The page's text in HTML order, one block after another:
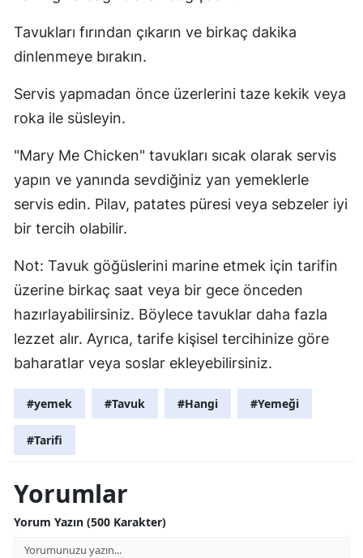
Tavukları fırından çıkarın ve birkaç dakika
dinlenmeye bırakın.
Servis yapmadan önce üzerlerini taze kekik veya
roka ile süsleyin.
"Mary Me Chicken" tavukları sıcak olarak servis
yapın ve yanında sevdiğiniz yan yemeklerle
servis edin. Pilav, patates püresi veya sebzeler iyi
bir tercih olabilir.
Not: Tavuk göğüslerini marine etmek için tarifin
üzerine birkaç saat veya bir gece önceden
hazırlayabilirsiniz. Böylece tavuklar daha fazla
lezzet alır. Ayrıca, tarife kişisel tercihinize göre
baharatlar veya soslar ekleyebilirsiniz.
#yemek #Tavuk #Hangi #Yemeği
#Tarifi
Yorumlar
Yorum Yazın (500 Karakter)